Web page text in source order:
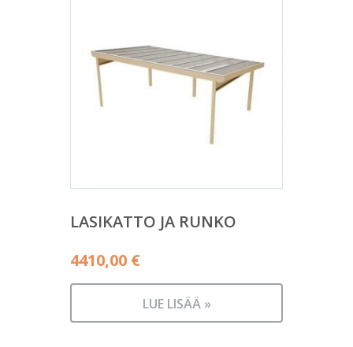
LASIKATTO JA RUNKO
4410,00 €
LUE LISÄÄ »